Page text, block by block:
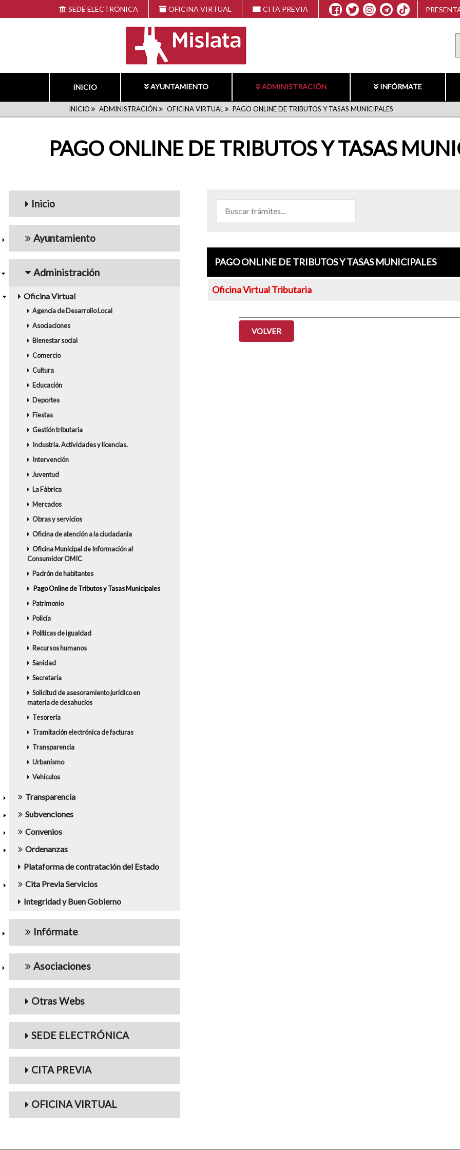
al
SEDE ELECTRÓNICA OFICINA VIRTUAL CITA PREVIA
INICIO AYUNTAMIENTO ADMINISTRACIÓN INFÓRMATE
RUTA
DE
INICIO ADMINISTRACIÓN OFICINA VIRTUAL PAGO ONLINE DE TRIBUTOS Y TASAS MUNICIPALES
PAGO ONLINE DE TRIBUTOS Y TASAS
navigation1
Inicio
Ayuntamiento
Administración
Oficina Virtual
Agencia de Desarrollo Local
Asociaciones
Bienestar social
Comercio
Cultura
Educación
Deportes
Fiestas
Gestión tributaria
Industria. Actividades y licencias.
Intervención
Juventud
La Fàbrica
Mercados
Obras y servicios
Oficina de atención a la ciudadania
Oficina Municipal de Información al
Consumidor OMIC
Padrón de habitantes
Pago Online de Tributos y Tasas Municipales
Patrimonio
Policía
Políticas de igualdad
Recursos humanos
Sanidad
Secretaría
Solicitud de asesoramiento jurídico en
materia de desahucios
Tesorería
Tramitación electrónica de facturas
Transparencia
Urbanismo
Vehículos
Transparencia
Subvenciones
Convenios
Ordenanzas
Plataforma de contratación del Estado
Cita Previa Servicios
Integridad y Buen Gobierno
Infórmate
Asociaciones
Otras Webs
SEDE ELECTRÓNICA
CITA PREVIA
OFICINA VIRTUAL
PAGO ONLINE DE TRIBUTOS Y TASAS MUNICIPALES
Oficina Virtual Tributaria
VOLVER